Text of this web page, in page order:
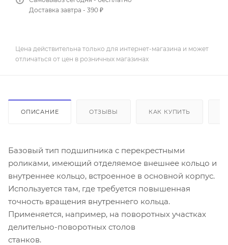
Доставка завтра - 390 ₽
Цена действительна только для интернет-магазина и может
отличаться от цен в розничных магазинах
ОПИСАНИЕ ОТЗЫВЫ КАК КУПИТЬ
Базовый тип подшипника с перекрестными
роликами, имеющий отделяемое внешнее кольцо и
внутреннее кольцо, встроенное в основной корпус.
Используется там, где требуется повышенная
точность вращения внутреннего кольца.
Применяется, например, на поворотных участках
делительно-поворотных столов
станков.